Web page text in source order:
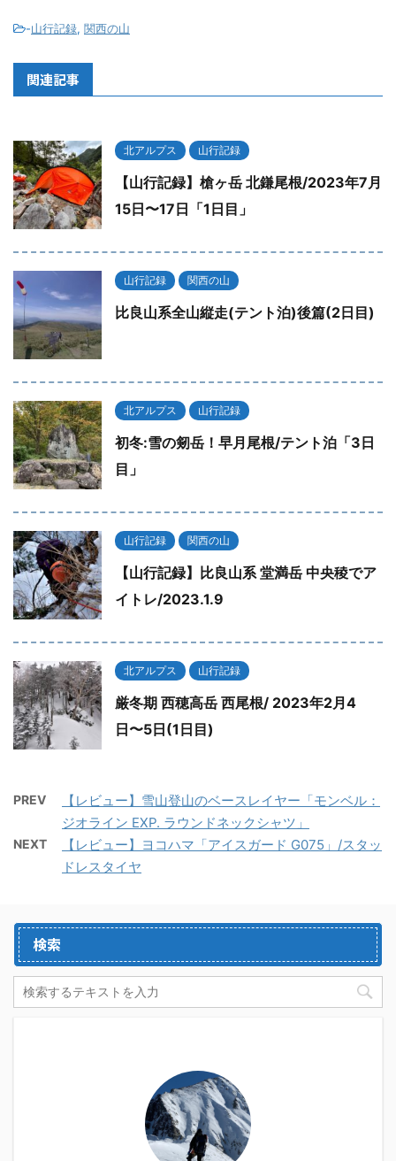
-山行記録, 関西の山
関連記事
北アルプス 山行記録
【山行記録】槍ヶ岳 北鎌尾根/2023年7月
15日〜17日「1日目」
山行記録 関西の山
比良山系全山縦走(テント泊)後篇(2日目)
北アルプス 山行記録
初冬:雪の剱岳！早月尾根/テント泊「3日
目」
山行記録 関西の山
【山行記録】比良山系 堂満岳 中央稜でア
イトレ/2023.1.9
北アルプス 山行記録
厳冬期 西穂高岳 西尾根/ 2023年2月4
日〜5日(1日目)
PREV
【レビュー】雪山登山のベースレイヤー「モンベル：
ジオライン EXP. ラウンドネックシャツ」
NEXT
【レビュー】ヨコハマ「アイスガード G075」/スタッ
ドレスタイヤ
検索